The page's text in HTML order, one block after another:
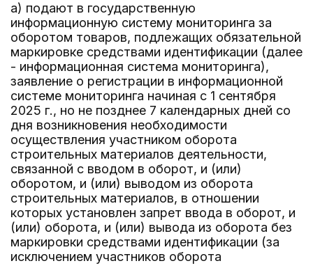
а) подают в государственную
информационную систему мониторинга за
оборотом товаров, подлежащих обязательной
маркировке средствами идентификации (далее
- информационная система мониторинга),
заявление о регистрации в информационной
системе мониторинга начиная с 1 сентября
2025 г., но не позднее 7 календарных дней со
дня возникновения необходимости
осуществления участником оборота
строительных материалов деятельности,
связанной с вводом в оборот, и (или)
оборотом, и (или) выводом из оборота
строительных материалов, в отношении
которых установлен запрет ввода в оборот, и
(или) оборота, и (или) вывода из оборота без
маркировки средствами идентификации (за
исключением участников оборота